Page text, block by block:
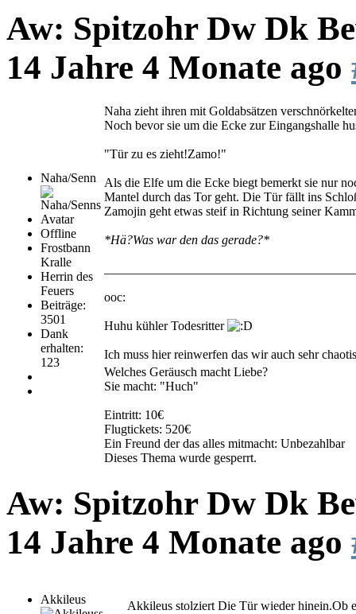
Aw: Spitzohr Dw Dk
14 Jahre 4 Monate ago
Naha/Senn
Offline
Frostbann
Kralle
Herrin des
Feuers
Beiträge:
3501
Dank
erhalten:
123
Naha zieht ihren mit Goldabsätzen
Noch bevor sie um die Ecke zur Eingangshalle
"Tür zu es zieht!Zamo!"
Als die Elfe um die Ecke biegt bemerkt sie nur
Mantel durch das Tor geht. Die Tür fällt ins
Zamojin geht etwas steif in Richtung seiner
*Hä?Was war den das gerade?*
ooc:
Huhu kühler Todesritter
Ich muss hier reinwerfen das wir auch sehr
Welches Geräusch macht Liebe?
Sie macht: "Huch"
Eintritt: 10€
Flugtickets: 520€
Ein Freund der das alles mitmacht: Unbezahlbar
Dieses Thema wurde gesperrt.
Aw: Spitzohr Dw Dk
14 Jahre 4 Monate ago
Akkileus Akkileus stolziert Die Tür wieder hinein.Ob